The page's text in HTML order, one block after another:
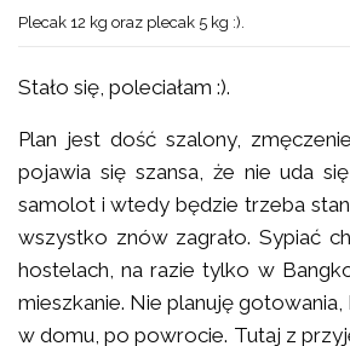
Plecak 12 kg oraz plecak 5 kg :).
Stało się, poleciałam :).
Plan jest dość szalony,
pojawia się szansa, że nie uda
samolot i wtedy będzie trzeba
wszystko znów zagrało. Sypiać
hostelach, na razie tylko w
mieszkanie. Nie planuję
w domu, po powrocie. Tutaj z